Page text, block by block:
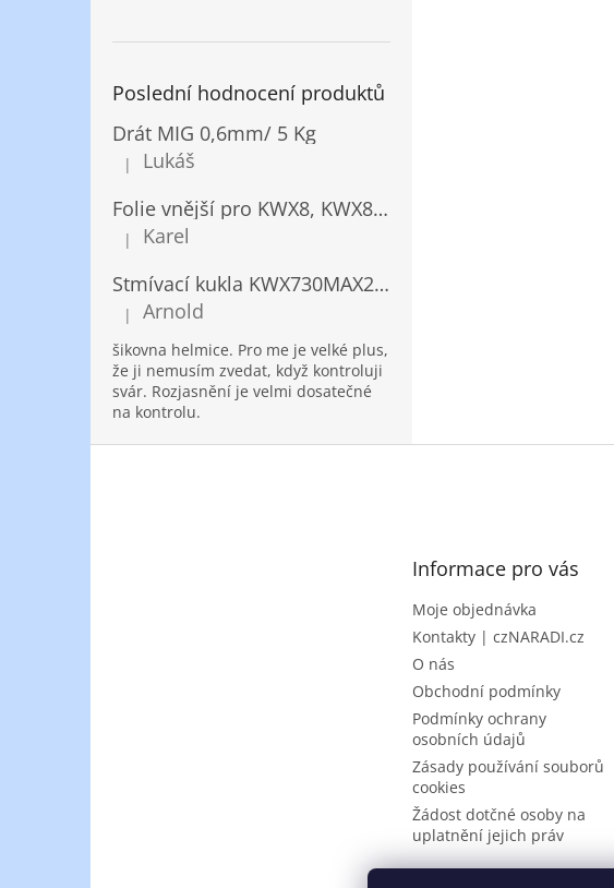
Poslední hodnocení produktů
Drát MIG 0,6mm/ 5 Kg
Hodnocení produktu je 5 z 5 hvězdiček.
|
Lukáš
Folie vnější pro KWX8, KWX820/ 10ks
Hodnocení produktu je 5 z 5 hvězdiček.
|
Karel
Stmívací kukla KWX730MAX2,5!® + NANOClean
Hodnocení produktu je 5 z 5 hvězdiček.
| Arnold
šikovna helmice. Pro me je velké plus,
že ji nemusím zvedat, když kontroluji
svár. Rozjasnění je velmi dosatečné
na kontrolu.
Informace pro vás
Moje objednávka
Kontakty | czNARADI.cz
O nás
Obchodní podmínky
Podmínky ochrany
osobních údajů
Zásady používání souborů
cookies
Žádost dotčné osoby na
uplatnění jejich práv